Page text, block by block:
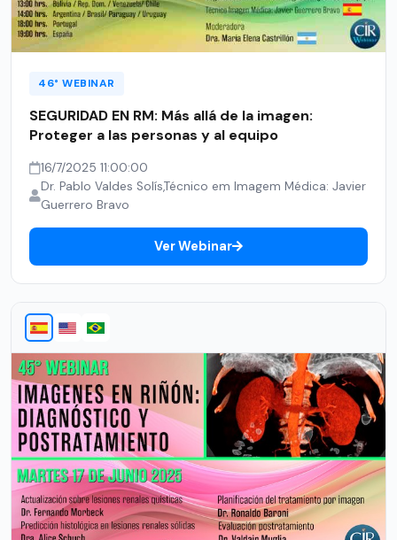
46° WEBINAR
SEGURIDAD EN RM: Más allá de la imagen:
Proteger a las personas y al equipo
16/7/2025 11:00:00
Dr. Pablo Valdes Solís,Técnico em Imagem Médica: Javier
Guerrero Bravo
Ver Webinar